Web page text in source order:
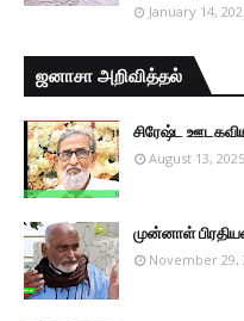
January 14,
ஜனாசா அறிவித்தல்
சிரேஷ்ட
August 13, 2025
முன்னாள்
November 29,